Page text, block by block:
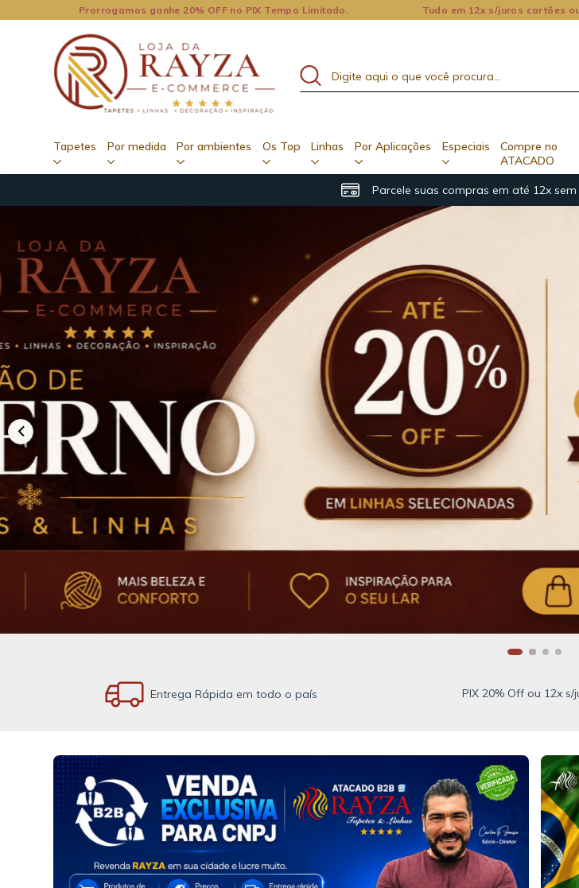
Prorrogamos ganhe 20% OFF no PIX Tempo Limitado. Tudo em 12x s/juros cartões
Tapetes Por medida Por ambientes Os Top Linhas Por Aplicações Especiais
Compre no
ATACADO
Parcele suas compras em até 12x
Entrega Rápida em todo o país PIX 20% Off ou 12x